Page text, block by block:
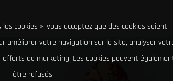
cookies », vous acceptez que des cookies soient
améliorer votre navigation sur le site, analyser
de marketing. Les cookies peuvent
être refusés.